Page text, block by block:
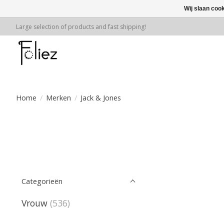
Large selection of products and fast shipping!
Home / Merken / Jack & Jones
Categorieën
Vrouw (536)
Wij slaan